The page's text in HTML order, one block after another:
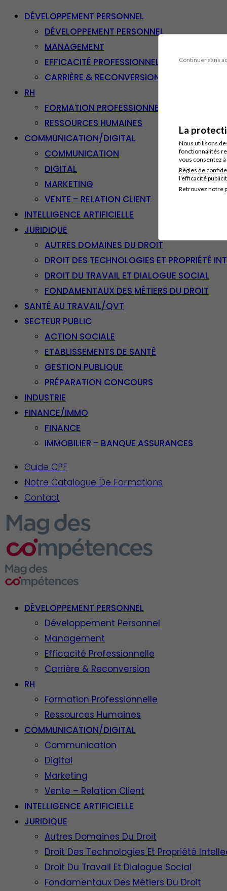
Continuer sans
La
Nous utilisons
fonctionnalités
vous consentez
Règles de
l'efficacité
Retrouvez notre
DÉVELOPPEMENT PERSONNEL
DÉVELOPPEMENT PERSONNEL
MANAGEMENT
EFFICACITÉ PROFESSIONNELLE
CARRIÈRE & RECONVERSION
RH
FORMATION PROFESSIONNELLE
RESSOURCES HUMAINES
COMMUNICATION/DIGITAL
COMMUNICATION
DIGITAL
MARKETING
VENTE – RELATION CLIENT
INTELLIGENCE ARTIFICIELLE
JURIDIQUE
AUTRES DOMAINES DU DROIT
DROIT DES TECHNOLOGIES ET PROPRIÉTÉ
DROIT DU TRAVAIL ET DIALOGUE SOCIAL
FONDAMENTAUX DES MÉTIERS DU DROIT
SANTÉ AU TRAVAIL/QVT
SECTEUR PUBLIC
ACTION SOCIALE
ETABLISSEMENTS DE SANTÉ
GESTION PUBLIQUE
PRÉPARATION CONCOURS
INDUSTRIE
FINANCE/IMMO
FINANCE
IMMOBILIER – BANQUE ASSURANCES
Guide CPF
Notre Catalogue De Formations
Contact
DÉVELOPPEMENT PERSONNEL
Développement Personnel
Management
Efficacité Professionnelle
Carrière & Reconversion
RH
Formation Professionnelle
Ressources Humaines
COMMUNICATION/DIGITAL
Communication
Digital
Marketing
Vente – Relation Client
INTELLIGENCE ARTIFICIELLE
JURIDIQUE
Autres Domaines Du Droit
Droit Des Technologies Et Propriété
Droit Du Travail Et Dialogue Social
Fondamentaux Des Métiers Du Droit